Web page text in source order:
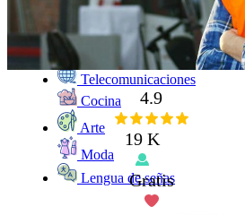
Deporte
Psicología y Educación
Ciencias
Telecomunicaciones
Cocina
Arte
Moda
Lengua de señas
4.9
19 K
Gratis